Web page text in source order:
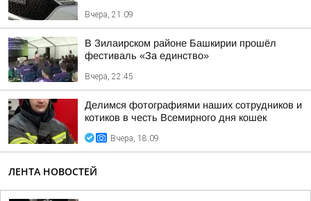
Вчера, 21:09
В Зилаирском районе Башкирии прошёл
фестиваль «За единство»
Вчера, 22:45
Делимся фотографиями наших сотрудников и
котиков в честь Всемирного дня кошек
Вчера, 18:09
ЛЕНТА НОВОСТЕЙ